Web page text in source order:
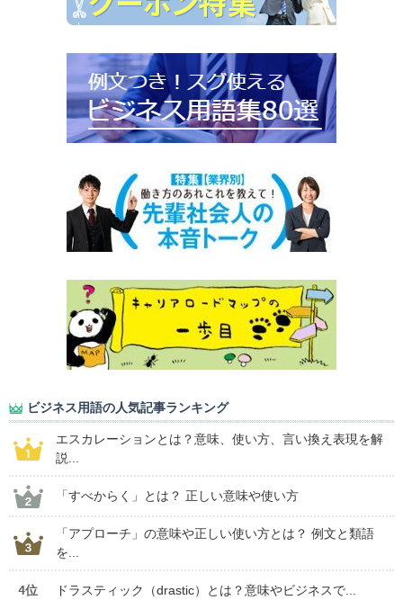
ビジネス用語の人気記事ランキング
エスカレーションとは？意味、使い方、言い換え表現を解
説...
「すべからく」とは？ 正しい意味や使い方
「アプローチ」の意味や正しい使い方とは？ 例文と類語
を...
4位 ドラスティック（drastic）とは？意味やビジネスで...